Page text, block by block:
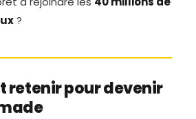
?
retenir pour devenir